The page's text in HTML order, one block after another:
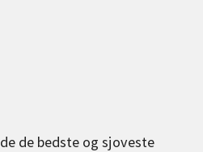
de bedste og sjoveste